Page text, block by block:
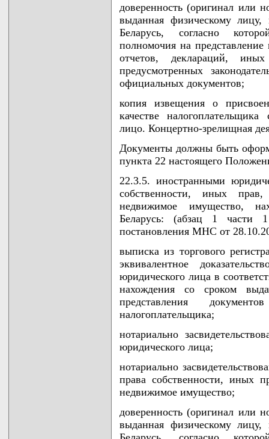
доверенность (оригинал или
выданная физическому
Беларусь, согласно
полномочия на
отчетов, деклараций,
предусмотренных
официальных документов;
копия извещения о
качестве
лицо. Концертно-зрелищная
Документы должны быть
пункта 22 настоящего
22.3.5. иностранными
собственности, иных
недвижимое имущество,
Беларусь: (абзац 1 части
постановления МНС от
выписка из торгового
эквивалентное
юридического лица в
нахождения со сроком
представления
налогоплательщика;
нотариально
юридического лица;
нотариально
права собственности, иных
недвижимое имущество;
доверенность (оригинал или
выданная физическому